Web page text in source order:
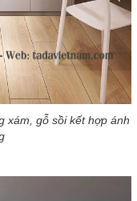
xám, gỗ sồi kết hợp ánh